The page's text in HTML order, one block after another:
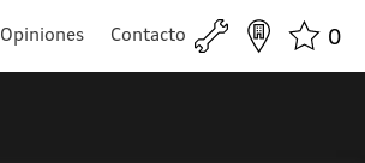
Opiniones Contacto 0